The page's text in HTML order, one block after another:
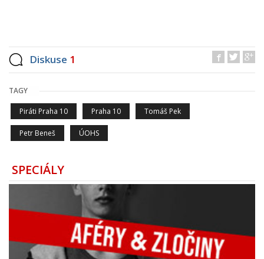
Diskuse 1
TAGY
Piráti Praha 10 Praha 10 Tomáš Pek
Petr Beneš ÚOHS
SPECIÁLY